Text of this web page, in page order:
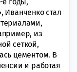
Иванченко стал
из
сеткой,
цементом. В
и работая